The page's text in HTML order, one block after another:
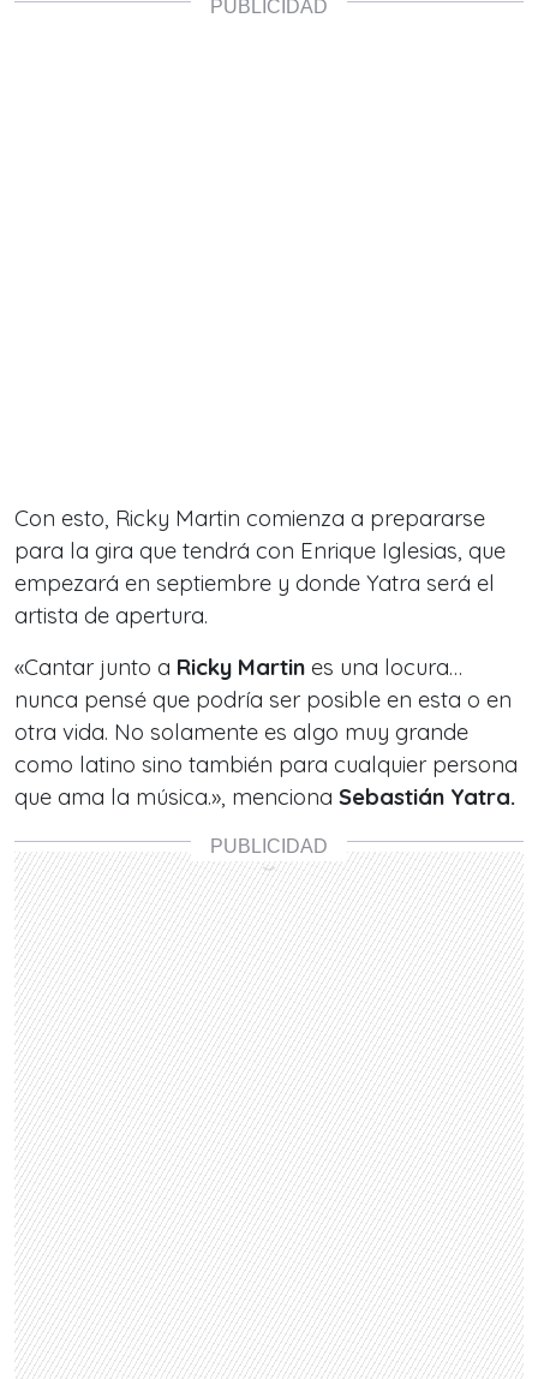
Con esto, Ricky Martin comienza a prepararse
para la gira que tendrá con Enrique Iglesias, que
empezará en septiembre y donde Yatra será el
artista de apertura.
«Cantar junto a Ricky Martin es una locura…
nunca pensé que podría ser posible en esta o en
otra vida. No solamente es algo muy grande
como latino sino también para cualquier persona
que ama la música.», menciona Sebastián Yatra.